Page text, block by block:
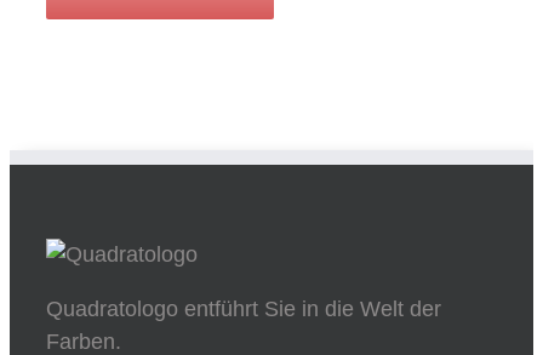
Quadratologo entführt Sie in die Welt der
Farben.